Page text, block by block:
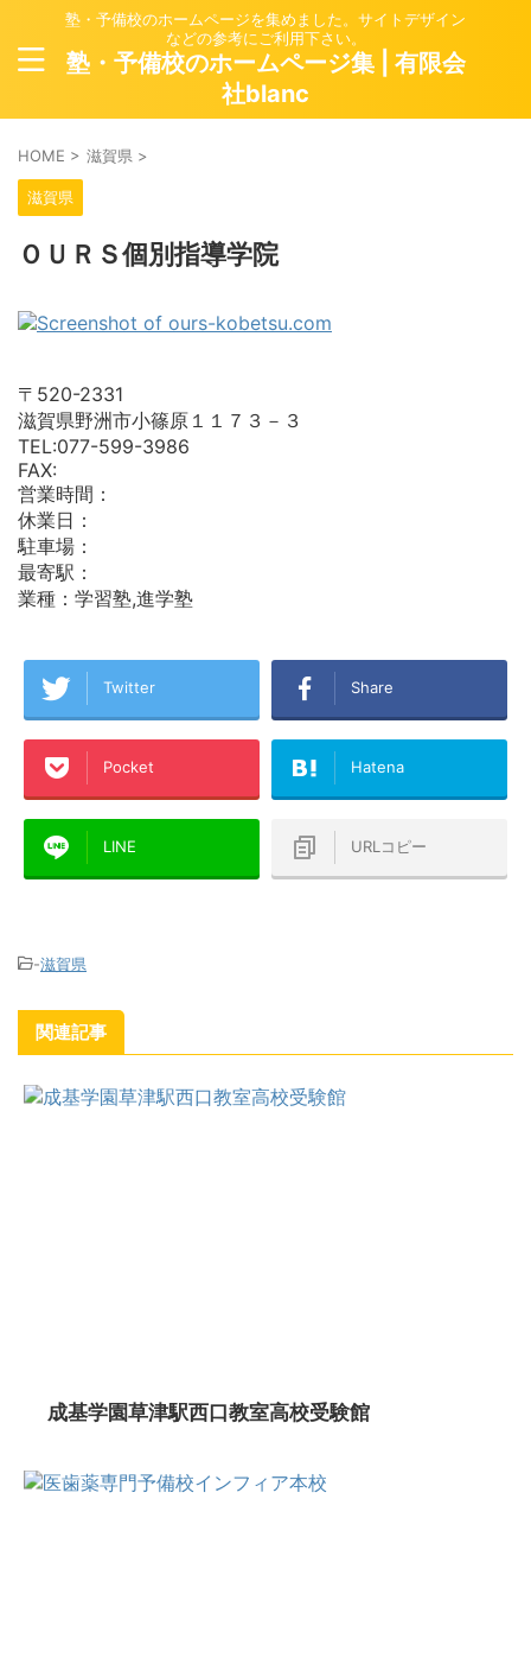
塾・予備校のホームページを集めました。サイトデザイン
などの参考にご利用下さい。
塾・予備校のホームページ集 | 有限会
社blanc
HOME > 滋賀県 >
滋賀県
ＯＵＲＳ個別指導学院
〒520-2331
滋賀県野洲市小篠原１１７３－３
TEL:077-599-3986
FAX:
営業時間：
休業日：
駐車場：
最寄駅：
業種：学習塾,進学塾
Twitter Share
Pocket Hatena
LINE URLコピー
-滋賀県
関連記事
成基学園草津駅西口教室高校受験館